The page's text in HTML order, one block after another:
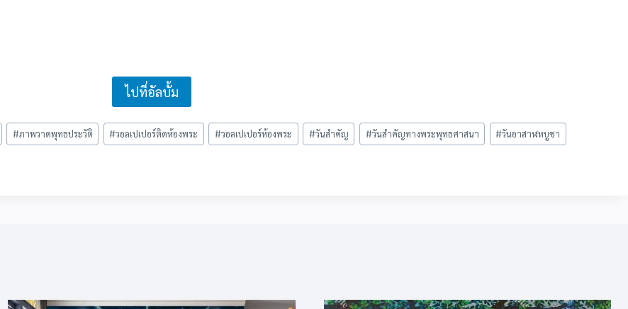
ไปที่อัลบั้ม
#ภาพวาดพุทธประวัติ #วอลเปเปอร์ติดห้องพระ #วอลเปเปอร์ห้องพระ #วันสำคัญ #วันสำคัญทางพระพุทธศาสนา #วันอาสาฬหบูชา